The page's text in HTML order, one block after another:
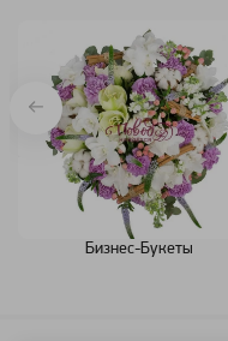
Бизнес-Букеты